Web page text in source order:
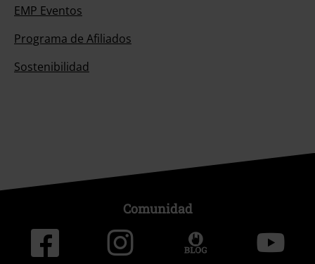
EMP Eventos
Programa de Afiliados
Sostenibilidad
Comunidad